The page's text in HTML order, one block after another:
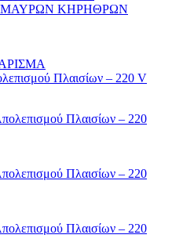
ΜΑΥΡΩΝ ΚΗΡΗΘΡΩΝ
Πλαισίων – 220 V